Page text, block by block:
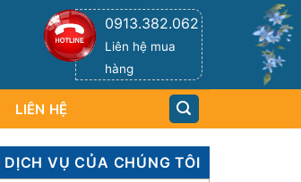
0913.382.062
Liên hệ mua
hàng
LIÊN HỆ
DỊCH VỤ CỦA CHÚNG TÔI